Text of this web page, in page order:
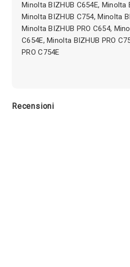
Minolta BIZHUB C654E, Minolta
Minolta BIZHUB C754, Minolta
Minolta BIZHUB PRO C654,
C654E, Minolta BIZHUB PRO
PRO C754E
Recensioni